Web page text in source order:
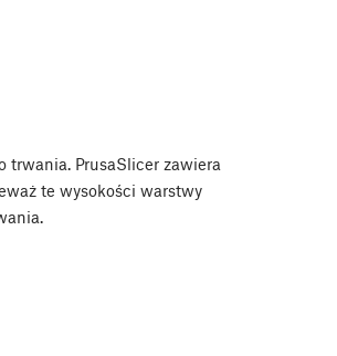
trwania. PrusaSlicer zawiera
te wysokości warstwy